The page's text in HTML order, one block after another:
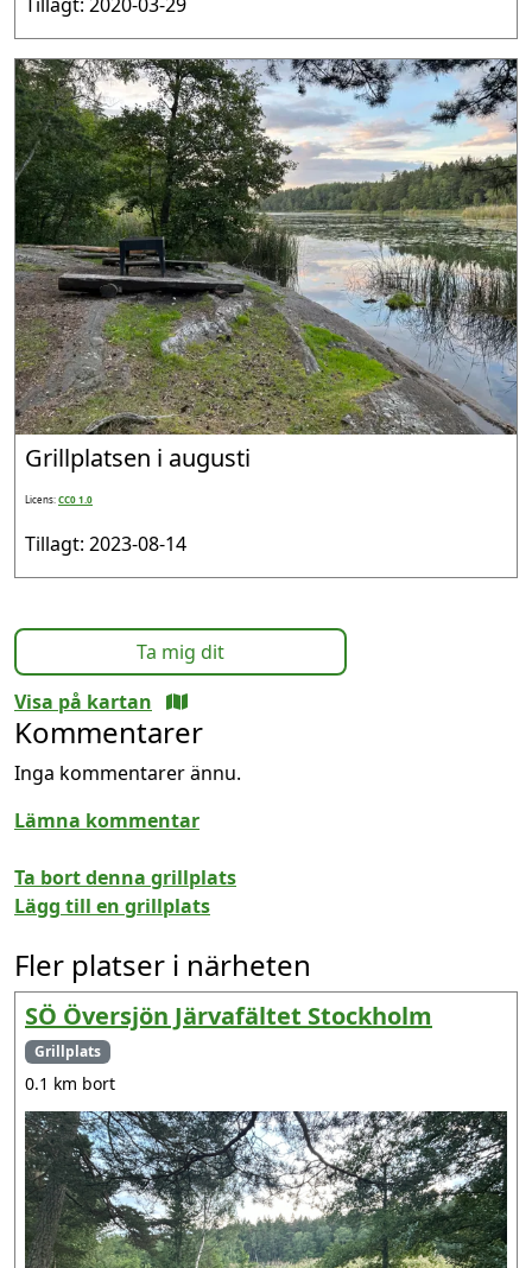
Grillplatsen i augusti
Licens:CC0 1.0
Tillagt: 2023-08-14
Ta mig dit
Visa på kartan
Kommentarer
Inga kommentarer ännu.
Lämna kommentar
Ta bort denna grillplats
Lägg till en grillplats
Fler platser i närheten
SÖ Översjön Järvafältet Stockholm
Grillplats
0.1 km bort